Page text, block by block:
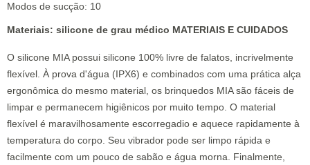
Modos de sucção: 10
Materiais: silicone de grau médico MATERIAIS E CUIDADOS
O silicone MIA possui silicone 100% livre de falatos, incrivelmente
flexível. À prova d'água (IPX6) e combinados com uma prática alça
ergonômica do mesmo material, os brinquedos MIA são fáceis de
limpar e permanecem higiênicos por muito tempo. O material
flexível é maravilhosamente escorregadio e aquece rapidamente à
temperatura do corpo. Seu vibrador pode ser limpo rápida e
facilmente com um pouco de sabão e água morna. Finalmente,